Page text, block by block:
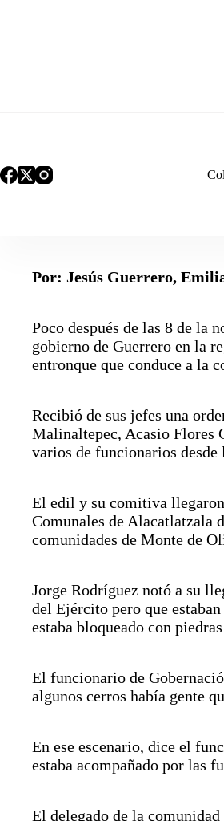
Por: Jesús Guerrero,
Poco después de las 8 de la
gobierno de Guerrero en la
entronque que conduce a la
Recibió de sus jefes una
Malinaltepec, Acasio Flores
varios de funcionarios desde
El edil y su comitiva
Comunales de Alacatlatzala
comunidades de Monte de
Jorge Rodríguez notó a su
del Ejército pero que
estaba bloqueado con
El funcionario de
algunos cerros había gente
En ese escenario, dice el
estaba acompañado por las
El delegado de la